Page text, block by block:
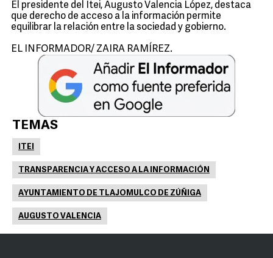
El presidente del Itei, Augusto Valencia López, destaca
que derecho de acceso a la información permite
equilibrar la relación entre la sociedad y gobierno.
EL INFORMADOR/ ZAIRA RAMÍREZ.
TEMAS
ITEI
TRANSPARENCIA Y ACCESO A LA INFORMACIÓN
AYUNTAMIENTO DE TLAJOMULCO DE ZÚÑIGA
AUGUSTO VALENCIA